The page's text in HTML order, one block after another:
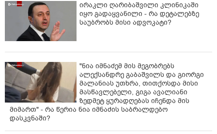
ირაკლი ღარიბაშვილი კლინიკაში
იყო გადაყვანილი - რა დეტალებზე
საუბრობს მისი ადვოკატი?
"ნია იმნაძემ მის მეგობრებს
ალექსანდრე გაბაშვილს და გიორგი
მალანიას უთხრა, თითქოსდა მისი
მასწავლებელი, გიგა ავალიანი
ზედმეტ ყურადღებას იჩენდა მის
მიმართ" - რა წერია ნია იმნაძის საბრალდებო
დასკვნაში?